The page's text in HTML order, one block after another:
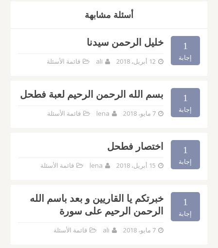
أسئلة مشابهة
1
إجابة
خليل الرحمن سيدنا
12 أبريل، 2018 ali قائمة الأسئلة
1
إجابة
بسم الله الرحمن الرحيم لعبة فطحل
7 مايو، 2018 lena قائمة الأسئلة
1
إجابة
اختصار فطحل
15 أبريل، 2018 lena قائمة الأسئلة
1
إجابة
خبرتكم يا القاريين و بعد باسم الله
الرحمن الرحيم على سورة
7 مايو، 2018 ali قائمة الأسئلة